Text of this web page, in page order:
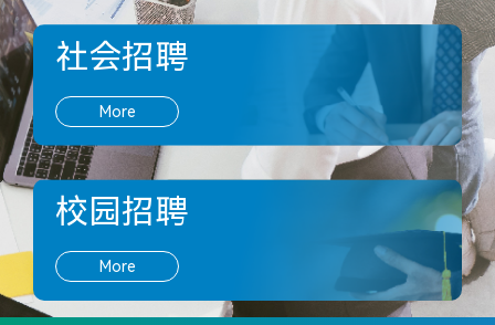
社会招聘
More
校园招聘
More